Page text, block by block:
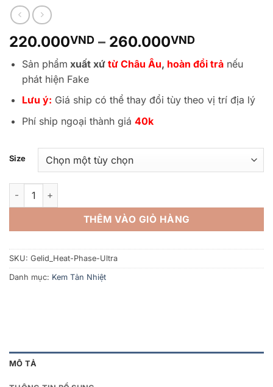
220.000VND – 260.000VNDKhoảng
giá:
từ
đến
Sản phẩm xuất xứtừ Châu Âu, hoàn đổi trảnếu
phát hiện Fake
Lưu ý: Giá ship có thể thay đổi tùy theo vị trí địa lý
Phí ship ngoại thành giá 40k
Size
Miếng Dán Thermal Pad Gelid HeatPhase Ultra làm mát CPU
THÊM VÀO GIỎ HÀNG
SKU: Gelid_Heat-Phase-Ultra
Danh mục: Kem Tản Nhiệt
MÔ TẢ